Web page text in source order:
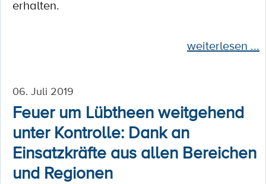
erhalten.
weiterlesen ...
06. Juli 2019
Feuer um Lübtheen weitgehend
unter Kontrolle: Dank an
Einsatzkräfte aus allen Bereichen
und Regionen